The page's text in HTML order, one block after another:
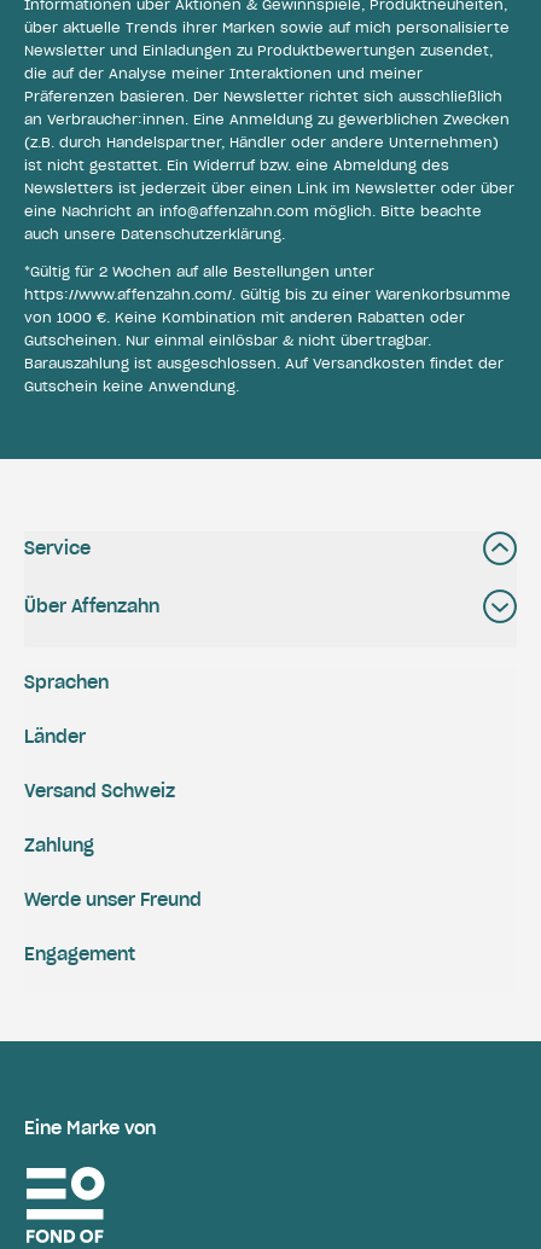
Informationen über Aktionen & Gewinnspiele, Produktneuheiten,
über aktuelle Trends ihrer Marken sowie auf mich personalisierte
Newsletter und Einladungen zu Produktbewertungen zusendet,
die auf der Analyse meiner Interaktionen und meiner
Präferenzen basieren. Der Newsletter richtet sich ausschließlich
an Verbraucher:innen. Eine Anmeldung zu gewerblichen Zwecken
(z.B. durch Handelspartner, Händler oder andere Unternehmen)
ist nicht gestattet. Ein Widerruf bzw. eine Abmeldung des
Newsletters ist jederzeit über einen Link im Newsletter oder über
eine Nachricht an info@affenzahn.com möglich. Bitte beachte
auch unsere Datenschutzerklärung.
*Gültig für 2 Wochen auf alle Bestellungen unter
https://www.affenzahn.com/. Gültig bis zu einer Warenkorbsumme
von 1000 €. Keine Kombination mit anderen Rabatten oder
Gutscheinen. Nur einmal einlösbar & nicht übertragbar.
Barauszahlung ist ausgeschlossen. Auf Versandkosten findet der
Gutschein keine Anwendung.
Service
Über Affenzahn
Versand Schweiz
Zahlung
Engagement
Werde unser Freund
Sprachen
Länder
Eine Marke von